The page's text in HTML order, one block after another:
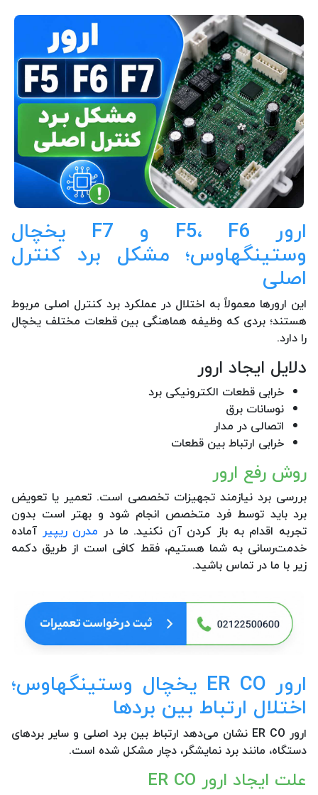
ارور F5، F6 و F7 یخچال
وستینگهاوس؛ مشکل برد کنترل
اصلی
این ارورها معمولاً به اختلال در عملکرد برد کنترل اصلی مربوط
هستند؛ بردی که وظیفه هماهنگی بین قطعات مختلف یخچال
را دارد.
دلایل ایجاد ارور
خرابی قطعات الکترونیکی برد
نوسانات برق
اتصالی در مدار
خرابی ارتباط بین قطعات
روش رفع ارور
بررسی برد نیازمند تجهیزات تخصصی است. تعمیر یا تعویض
برد باید توسط فرد متخصص انجام شود و بهتر است بدون
تجربه اقدام به باز کردن آن نکنید. ما در مدرن ریپیر آماده
خدمت‌رسانی به شما هستیم، فقط کافی است از طریق دکمه
زیر با ما در تماس باشید.
ارور ER CO یخچال وستینگهاوس؛
اختلال ارتباط بین بردها
ارور ER CO نشان می‌دهد ارتباط بین برد اصلی و سایر بردهای
دستگاه، مانند برد نمایشگر، دچار مشکل شده است.
علت ایجاد ارور ER CO